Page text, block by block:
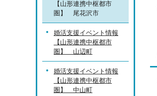
【山形連携中枢都市
圏】 尾花沢市
婚活支援イベント情報
【山形連携中枢都市
圏】 山辺町
婚活支援イベント情報
【山形連携中枢都市
圏】 中山町